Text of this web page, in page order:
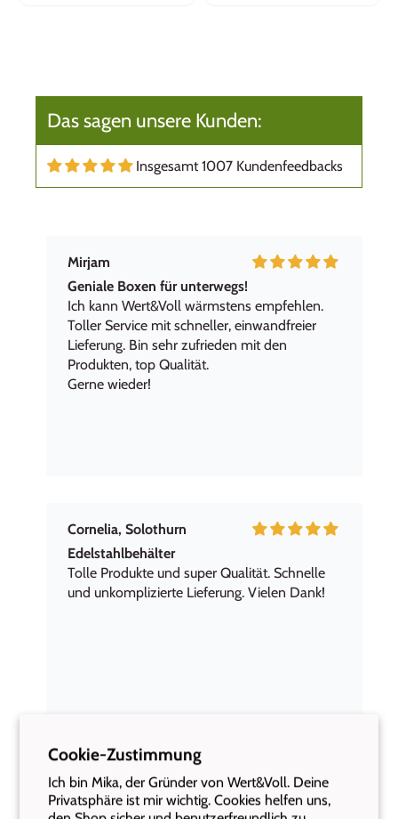
Cookie-Zustimmung
Ich bin Mika, der Gründer von Wert&Voll. Deine
Privatsphäre ist mir wichtig. Cookies helfen uns,
Das sagen unsere Kunden:
Insgesamt 1007 Kundenfeedbacks
Mirjam
Geniale Boxen für unterwegs!
Ich kann Wert&Voll wärmstens empfehlen.
Toller Service mit schneller, einwandfreier
Lieferung. Bin sehr zufrieden mit den
Produkten, top Qualität.
Gerne wieder!
Cornelia, Solothurn
Edelstahlbehälter
Tolle Produkte und super Qualität. Schnelle
und unkomplizierte Lieferung. Vielen Dank!
gaby thöni